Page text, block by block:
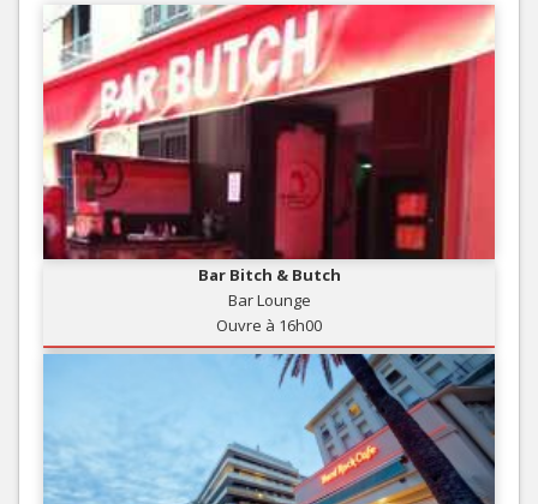
Bar Bitch & Butch
Bar Lounge
Ouvre à 16h00